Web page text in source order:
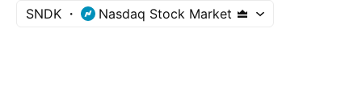
SNDK Nasdaq Stock Market